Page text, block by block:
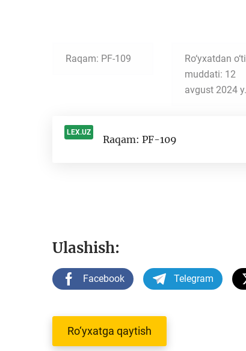
Raqam: PF-109
Ro‘yxatdan
muddati: 12
avgust 2024 y.
LEX.UZ
Raqam: PF-109
Ulashish:
Facebook Telegram
Ro‘yxatga qaytish